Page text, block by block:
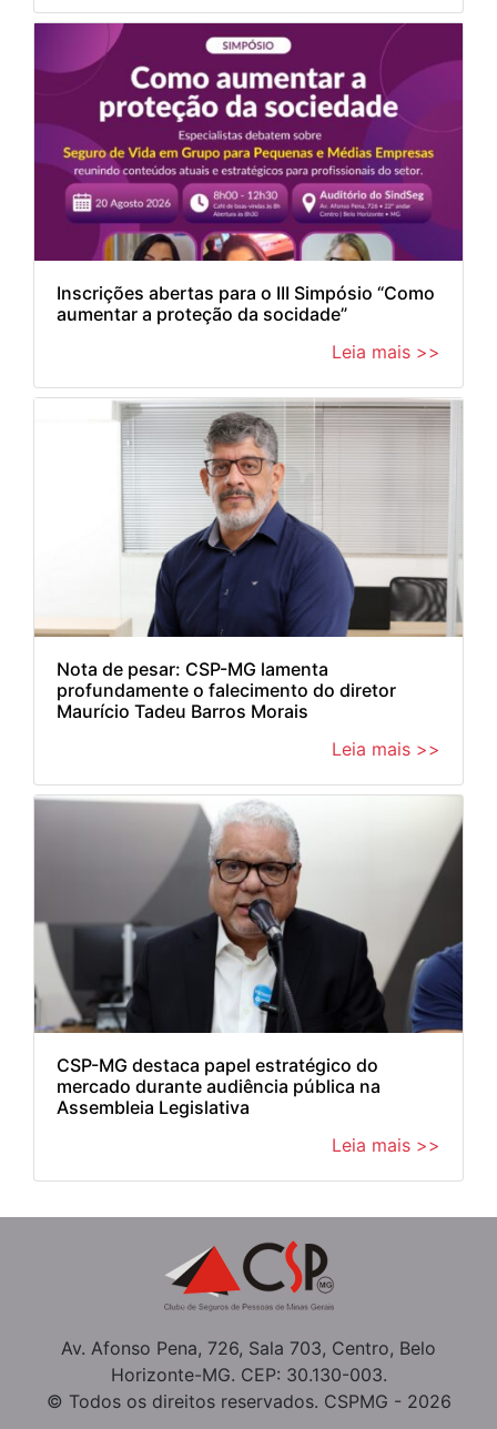
Inscrições abertas para o III Simpósio “Como
aumentar a proteção da socidade”
Leia mais >>
Nota de pesar: CSP-MG lamenta
profundamente o falecimento do diretor
Maurício Tadeu Barros Morais
Leia mais >>
CSP-MG destaca papel estratégico do
mercado durante audiência pública na
Assembleia Legislativa
Leia mais >>
Av. Afonso Pena, 726, Sala 703, Centro, Belo
Horizonte-MG. CEP: 30.130-003.
© Todos os direitos reservados. CSPMG - 2026